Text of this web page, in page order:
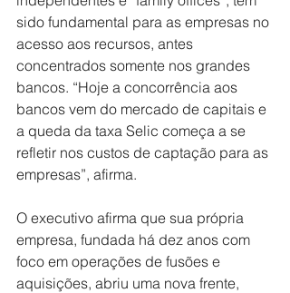
sido fundamental para as empresas no
acesso aos recursos, antes
concentrados somente nos grandes
bancos. “Hoje a concorrência aos
bancos vem do mercado de capitais e
a queda da taxa Selic começa a se
refletir nos custos de captação para as
empresas”, afirma.
O executivo afirma que sua própria
empresa, fundada há dez anos com
foco em operações de fusões e
aquisições, abriu uma nova frente,